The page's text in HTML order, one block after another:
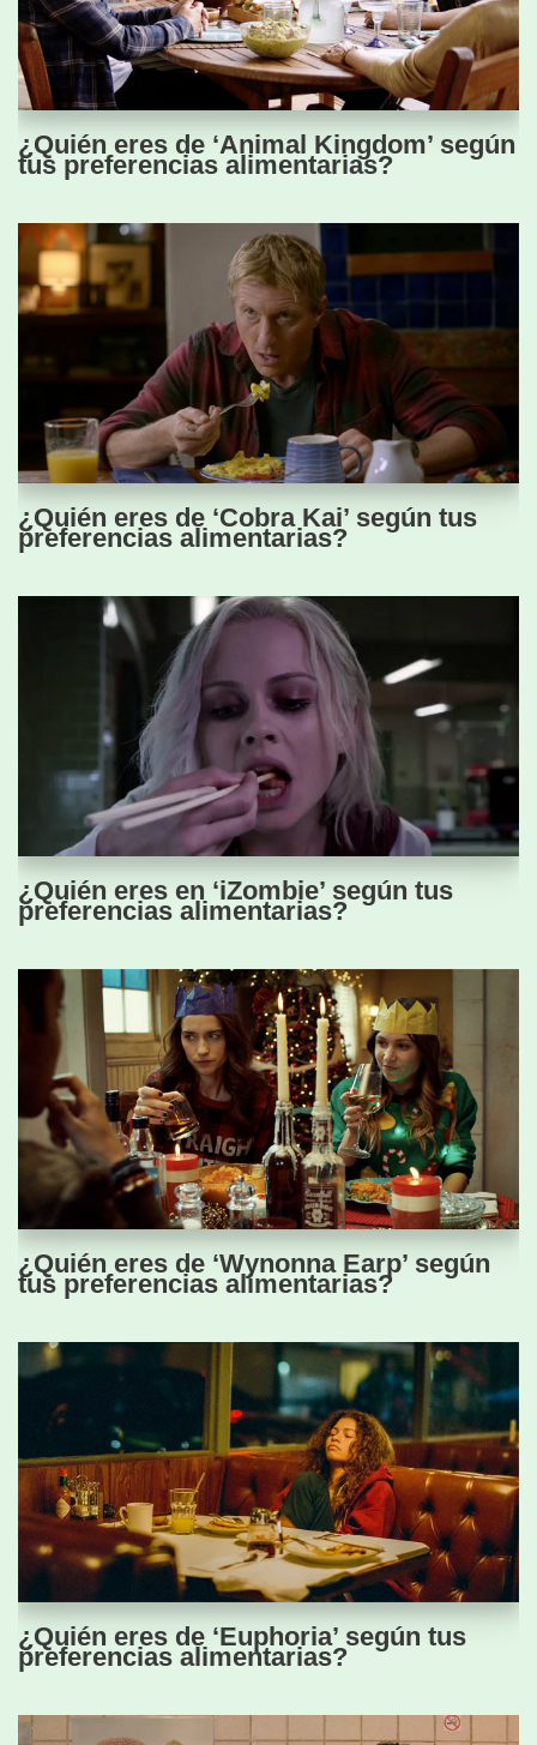
¿Quién eres de ‘Animal Kingdom’ según
tus preferencias alimentarias?
¿Quién eres de ‘Cobra Kai’ según tus
preferencias alimentarias?
¿Quién eres en ‘iZombie’ según tus
preferencias alimentarias?
¿Quién eres de ‘Wynonna Earp’ según
tus preferencias alimentarias?
¿Quién eres de ‘Euphoria’ según tus
preferencias alimentarias?